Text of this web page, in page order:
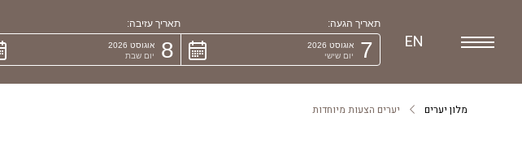
תאריך הגעה:
7
אוגוסט 2026
יום שישי
תאריך עזיבה:
8
אוגוסט 2026
יום שבת
EN
מלון יערים יערים הצעות מיוחדות